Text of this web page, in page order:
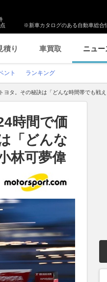
※新車カタログのある自動車総合
積り 車買取 ニュー
ント ランキング
タ。その秘訣は「どんな時間帯でも戦
時間で価
「どんな
林可夢偉